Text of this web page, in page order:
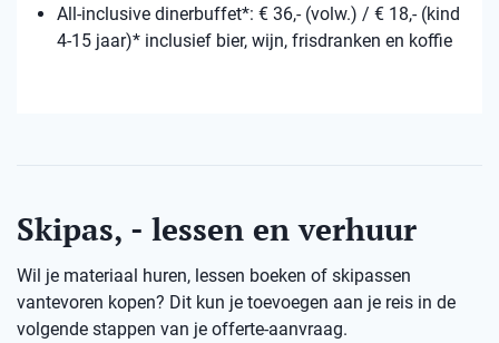
All-inclusive dinerbuffet*: € 36,- (volw.) / € 18,- (kind
4-15 jaar)* inclusief bier, wijn, frisdranken en koffie
Skipas, - lessen en verhuur
Wil je materiaal huren, lessen boeken of skipassen
vantevoren kopen? Dit kun je toevoegen aan je reis in de
volgende stappen van je offerte-aanvraag.